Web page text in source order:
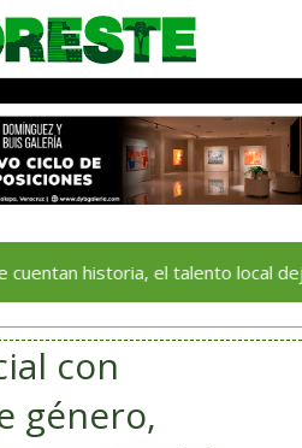
el talento local deja huella
con
género,